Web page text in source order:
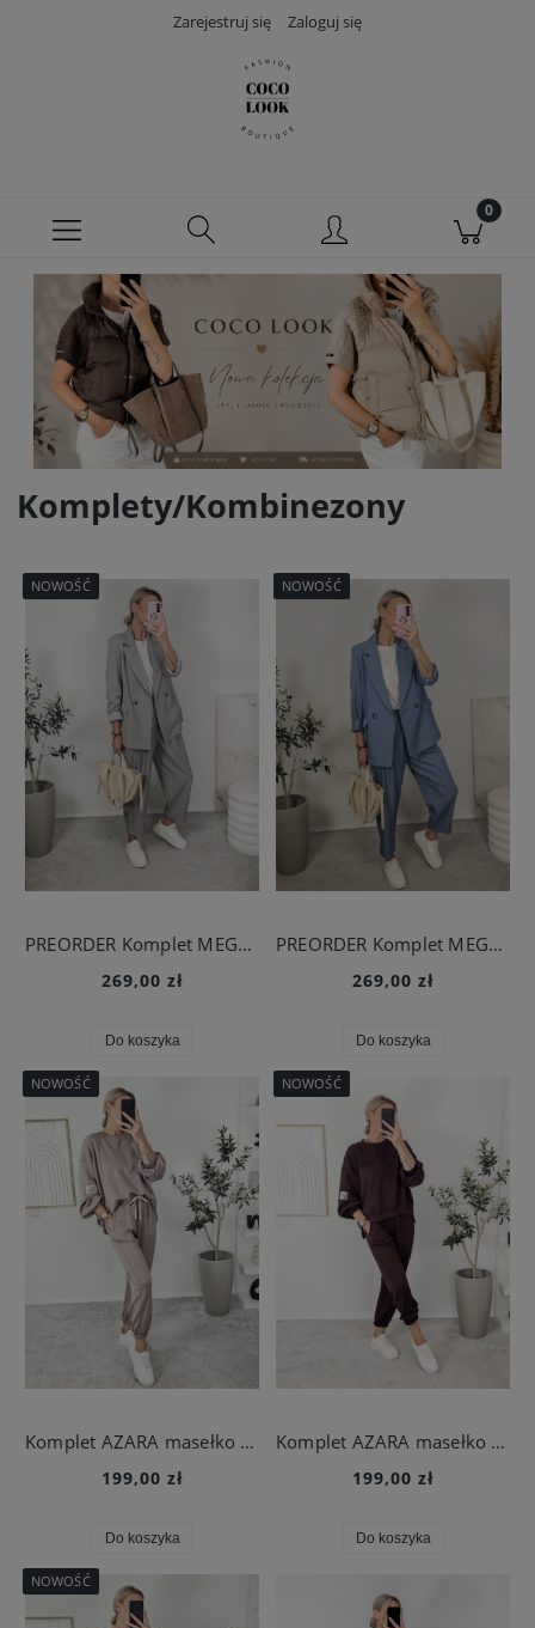
Zarejestruj się Zaloguj się
Komplety/Kombinezony
PREORDER Komplet MEGGI szary
269,00 zł
Do koszyka
NOWOŚĆ
PREORDER Komplet MEGGI denim
269,00 zł
Do koszyka
NOWOŚĆ
Komplet AZARA masełko fango
199,00 zł
Do koszyka
NOWOŚĆ
Komplet AZARA masełko czekoladowy
199,00 zł
Do koszyka
NOWOŚĆ
NOWOŚĆ